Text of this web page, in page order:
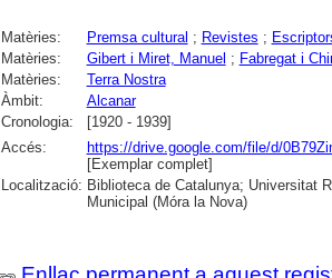
Matèries: Premsa cultural ; Revistes ;
Matèries:
Gibert i Miret, Manuel ; Fabregat i
Matèries:
Terra Nostra
Àmbit:
Alcanar
Cronologia:
[1920 - 1939]
Accés:
https://drive.google.com/file/d/
[Exemplar complet]
Localització: Biblioteca de Catalunya; Universitat
Municipal (Móra la Nova)